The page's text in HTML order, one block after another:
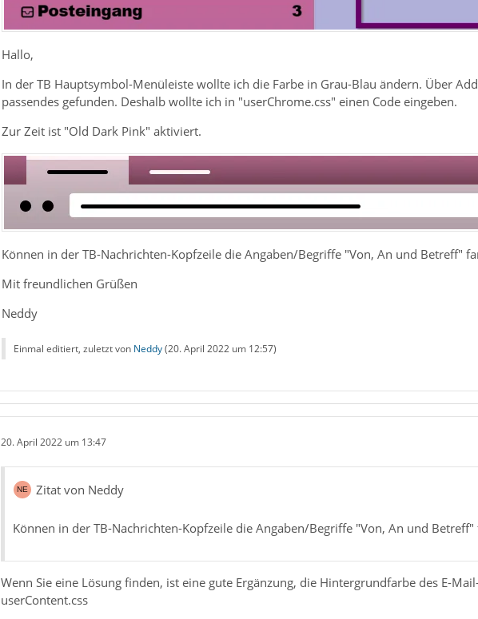
Hallo,
In der TB Hauptsymbol-Menüleiste wollte ich die Farbe in Grau-Blau ändern. Über
passendes gefunden. Deshalb wollte ich in "userChrome.css" einen Code eingeben.
Zur Zeit ist "Old Dark Pink" aktiviert.
Können in der TB-Nachrichten-Kopfzeile die Angaben/Begriffe "Von, An und Betreff"
Mit freundlichen Grüßen
Neddy
Einmal editiert, zuletzt von Neddy(20. April 2022 um 12:57)
20. April 2022 um 13:47
Zitat von Neddy
Können in der TB-Nachrichten-Kopfzeile die Angaben/Begriffe "Von, An und
Wenn Sie eine Lösung finden, ist eine gute Ergänzung, die Hintergrundfarbe des E-
userContent.css